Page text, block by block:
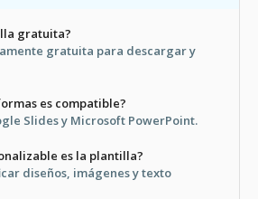
gratuita?
gratuita para descargar y
es compatible?
Slides y Microsoft PowerPoint.
es la plantilla?
diseños, imágenes y texto